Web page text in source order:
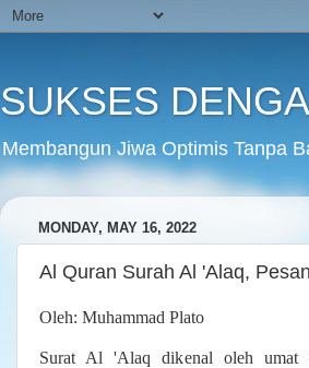
SUKSES
Membangun Jiwa Optimis Tanpa
MONDAY, MAY 16, 2022
Al Quran Surah Al 'Alaq,
Oleh: Muhammad Plato
Surat Al 'Alaq dikenal oleh umat